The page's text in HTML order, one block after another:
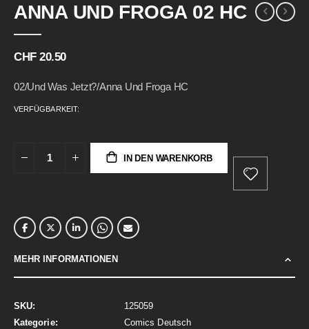
ANNA UND FROGA 02 HC
CHF 20.50
02/Und Was Jetzt?/Anna Und Froga HC
VERFÜGBARKEIT:
IN DEN WARENKORB
MEHR INFORMATIONEN
Mehr
Informationen
125059
Comics Deutsch
to
the
end
of
to
the
beginning
of